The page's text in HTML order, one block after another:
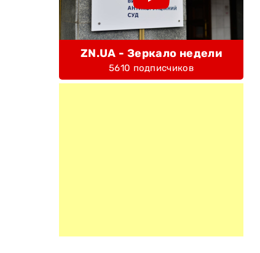
ZN.UA - Зеркало недели
5610 подписчиков